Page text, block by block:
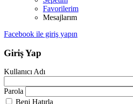
Favorilerim
Mesajlarım
Facebook ile giriş yapın
Giriş Yap
Kullanıcı Adı
Parola
Beni Hatırla